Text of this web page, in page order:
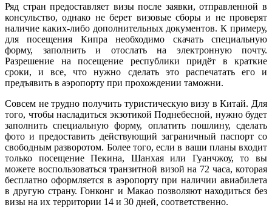
Ряд стран предоставляет визы после заявки, отправленной в
консульство, однако не берет визовые сборы и не проверят
наличие каких-либо дополнительных документов. К примеру,
для посещения Кипра необходимо скачать специальную
форму, заполнить и отослать на электронную почту.
Разрешение на посещение республики придёт в краткие
сроки, и все, что нужно сделать это распечатать его и
предъявить в аэропорту при прохождении таможни.
Совсем не трудно получить туристическую визу в Китай. Для
того, чтобы насладиться экзотикой Поднебесной, нужно будет
заполнить специальную форму, оплатить пошлину, сделать
фото и предоставить действующий заграничный паспорт со
свободным разворотом. Более того, если в ваши планы входит
только посещение Пекина, Шанхая или Гуанчжоу, то вы
можете воспользоваться транзитной визой на 72 часа, которая
бесплатно оформляется в аэропорту при наличии авиабилета
в другую страну. Гонконг и Макао позволяют находиться без
визы на их территории 14 и 30 дней, соответственно.